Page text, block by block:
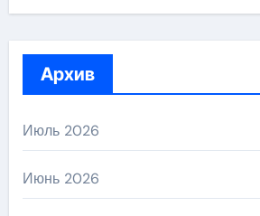
Архив
Июль 2026
Июнь 2026